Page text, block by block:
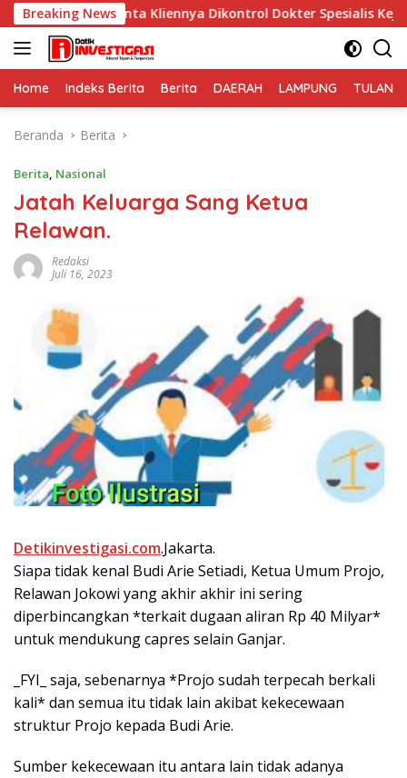
Langsung
ke
konten
Breaking News
Kliennya Dikontrol Dokter Spesialis Kejiwaan
Home Indeks Berita Berita DAERAH LAMPUNG TULANG
Beranda Berita
Berita, Nasional
Jatah Keluarga Sang Ketua
Relawan.
Redaksi
Juli 16, 2023
Detikinvestigasi.com.Jakarta.
Siapa tidak kenal Budi Arie Setiadi, Ketua Umum Projo,
Relawan Jokowi yang akhir akhir ini sering
diperbincangkan *terkait dugaan aliran Rp 40 Milyar*
untuk mendukung capres selain Ganjar.
_FYI_ saja, sebenarnya *Projo sudah terpecah berkali
kali* dan semua itu tidak lain akibat kekecewaan
struktur Projo kepada Budi Arie.
Sumber kekecewaan itu antara lain tidak adanya